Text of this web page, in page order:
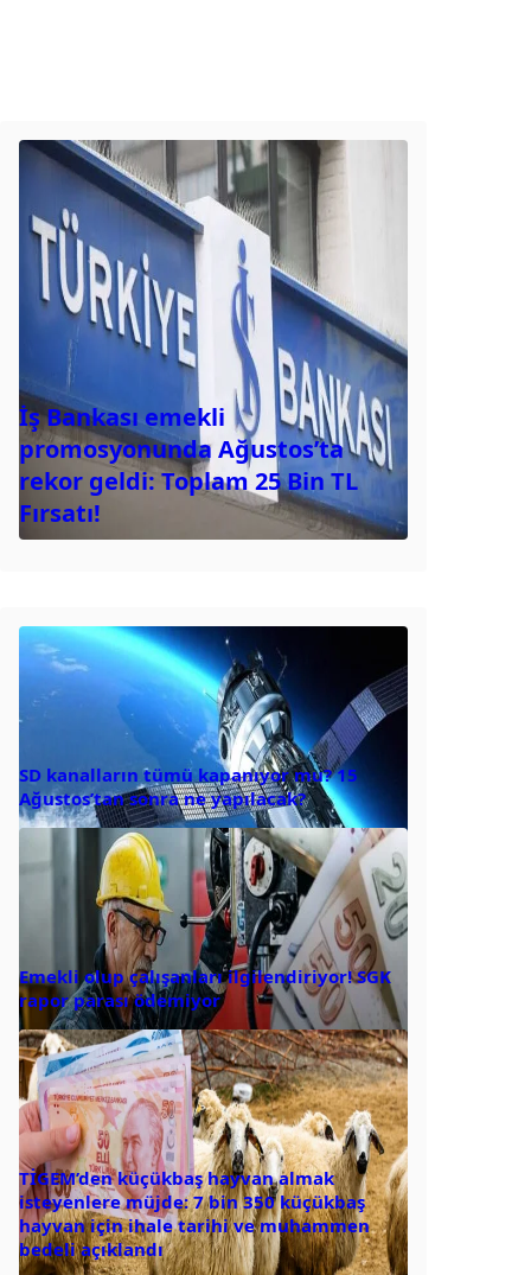
İş Bankası emekli
promosyonunda Ağustos’ta
rekor geldi: Toplam 25 Bin TL
Fırsatı!
SD kanalların tümü kapanıyor mu? 15
Ağustos’tan sonra ne yapılacak?
Emekli olup çalışanları ilgilendiriyor! SGK
rapor parası ödemiyor
TİGEM’den küçükbaş hayvan almak
isteyenlere müjde: 7 bin 350 küçükbaş
hayvan için ihale tarihi ve muhammen
bedeli açıklandı